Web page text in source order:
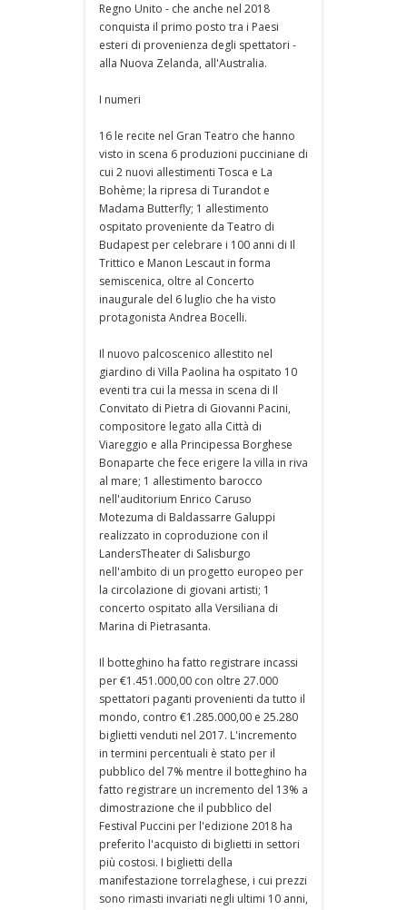
Regno Unito - che anche nel 2018
conquista il primo posto tra i Paesi
esteri di provenienza degli spettatori -
alla Nuova Zelanda, all'Australia.
I numeri
16 le recite nel Gran Teatro che hanno
visto in scena 6 produzioni pucciniane di
cui 2 nuovi allestimenti Tosca e La
Bohème; la ripresa di Turandot e
Madama Butterfly; 1 allestimento
ospitato proveniente da Teatro di
Budapest per celebrare i 100 anni di Il
Trittico e Manon Lescaut in forma
semiscenica, oltre al Concerto
inaugurale del 6 luglio che ha visto
protagonista Andrea Bocelli.
Il nuovo palcoscenico allestito nel
giardino di Villa Paolina ha ospitato 10
eventi tra cui la messa in scena di Il
Convitato di Pietra di Giovanni Pacini,
compositore legato alla Città di
Viareggio e alla Principessa Borghese
Bonaparte che fece erigere la villa in riva
al mare; 1 allestimento barocco
nell'auditorium Enrico Caruso
Motezuma di Baldassarre Galuppi
realizzato in coproduzione con il
LandersTheater di Salisburgo
nell'ambito di un progetto europeo per
la circolazione di giovani artisti; 1
concerto ospitato alla Versiliana di
Marina di Pietrasanta.
Il botteghino ha fatto registrare incassi
per €1.451.000,00 con oltre 27.000
spettatori paganti provenienti da tutto il
mondo, contro €1.285.000,00 e 25.280
biglietti venduti nel 2017. L'incremento
in termini percentuali è stato per il
pubblico del 7% mentre il botteghino ha
fatto registrare un incremento del 13% a
dimostrazione che il pubblico del
Festival Puccini per l'edizione 2018 ha
preferito l'acquisto di biglietti in settori
più costosi. I biglietti della
manifestazione torrelaghese, i cui prezzi
sono rimasti invariati negli ultimi 10 anni,